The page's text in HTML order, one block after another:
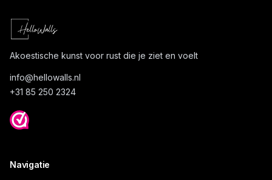
Akoestische kunst voor rust die je ziet en voelt
info@hellowalls.nl
+31 85 250 2324
Navigatie